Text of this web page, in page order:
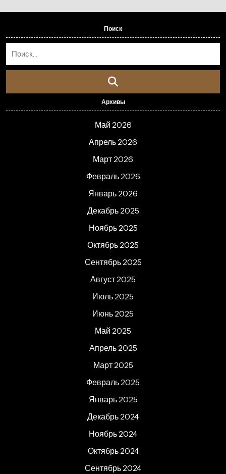
Поиск
Архивы
Май 2026
Апрель 2026
Март 2026
Февраль 2026
Январь 2026
Декабрь 2025
Ноябрь 2025
Октябрь 2025
Сентябрь 2025
Август 2025
Июль 2025
Июнь 2025
Май 2025
Апрель 2025
Март 2025
Февраль 2025
Январь 2025
Декабрь 2024
Ноябрь 2024
Октябрь 2024
Сентябрь 2024